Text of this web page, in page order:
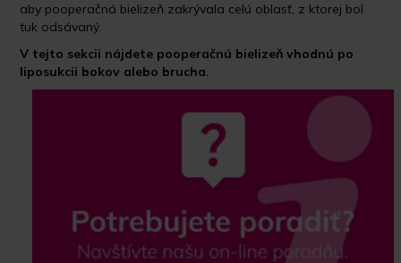
aby pooperačná bielizeň zakrývala celú oblasť, z ktorej bol
tuk odsávaný.
V tejto sekcii nájdete pooperačnú bielizeň vhodnú po
liposukcii bokov alebo brucha.